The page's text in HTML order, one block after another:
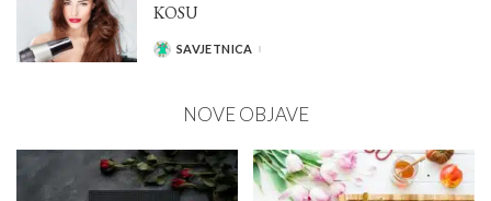
KOSU
POSTED
SAVJETNICA
NOVE OBJAVE